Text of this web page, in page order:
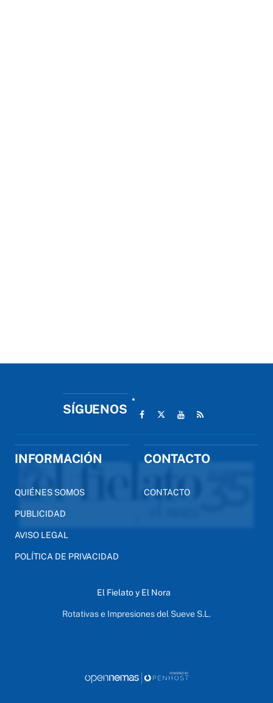
SÍGUENOS
INFORMACIÓN
QUIÉNES SOMOS
PUBLICIDAD
AVISO LEGAL
POLÍTICA DE PRIVACIDAD
CONTACTO
CONTACTO
El Fielato y El Nora
Rotativas e Impresiones del Sueve S.L.